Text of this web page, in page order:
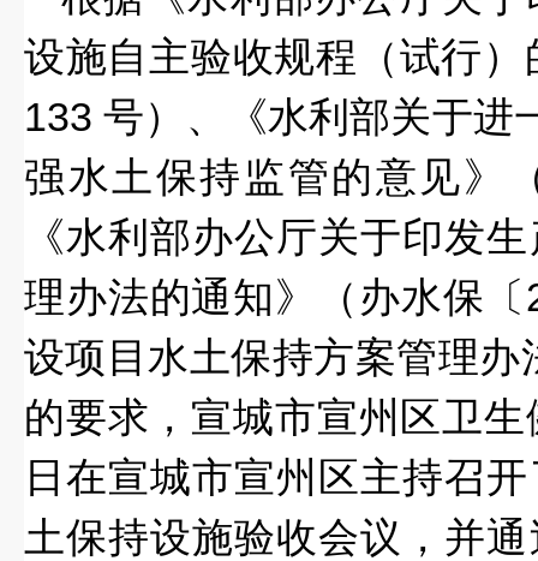
设施自主验收规程（试行
133 号）、
《水利部关于进
强水土保持监管的意见》
《水利部办公厅关于印发生
理办法的通知》（办水保〔
设项目水土保持方案管理办
的要求，宣城市宣州区卫
日在宣城市宣州区主持召
土保持设施验收会议， 并